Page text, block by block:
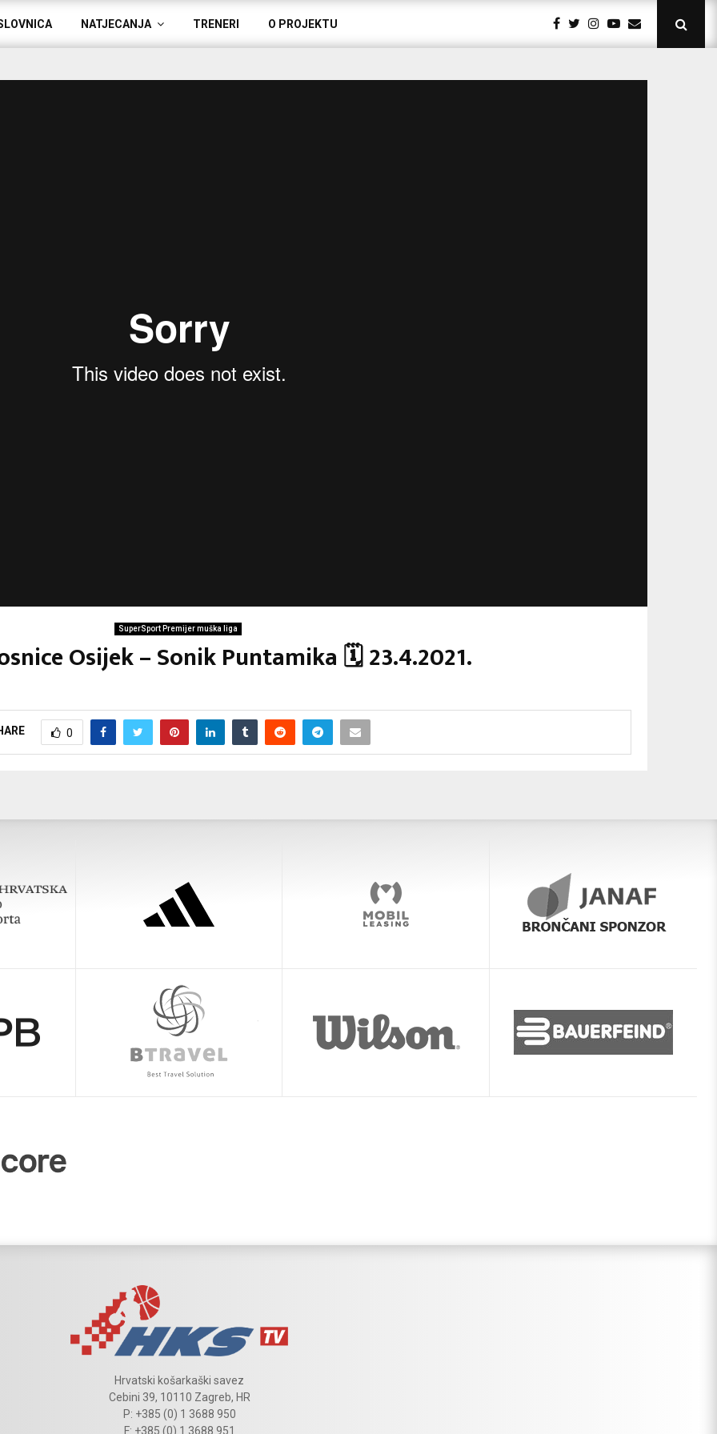
NATJECANJA TRENERI O PROJEKTU
SuperSport Premijer muška liga
Osijek – Sonik Puntamika 🗓 23.4.2021.
0
Hrvatski košarkaški savez
Cebini 39, 10110 Zagreb, HR
P: +385 (0) 1 3688 950
F: +385 (0) 1 3688 951